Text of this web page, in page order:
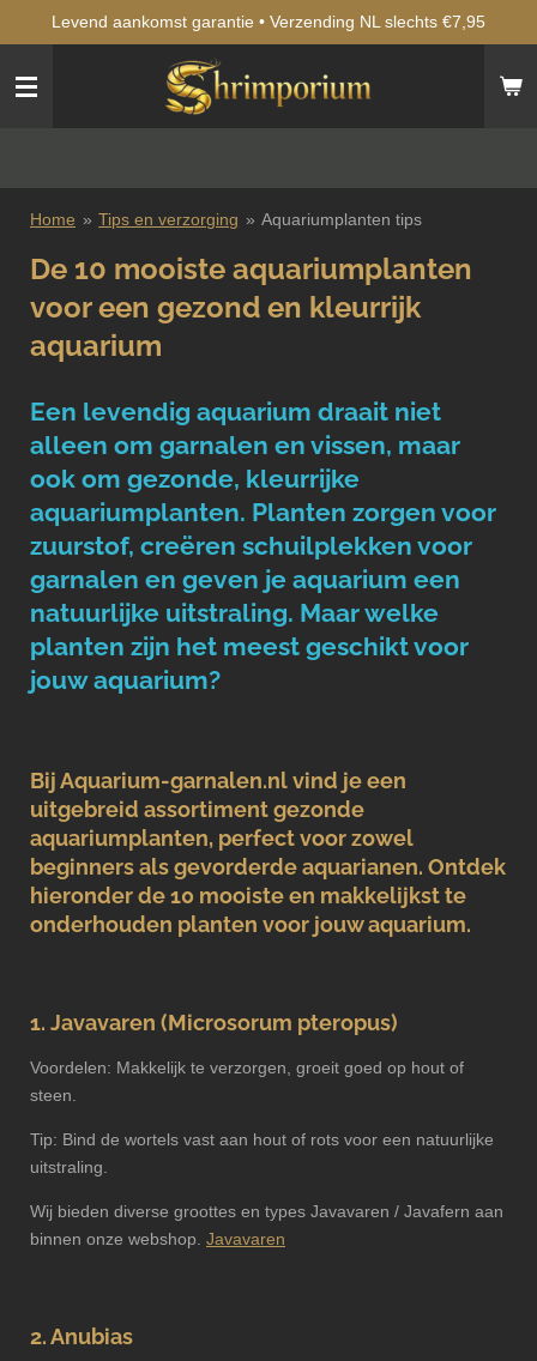
naar
hoofdinhoud
Levend aankomst garantie • Verzending NL slechts €7,95
Home » Tips en verzorging » Aquariumplanten tips
De 10 mooiste aquariumplanten
voor een gezond en kleurrijk
aquarium
Een levendig aquarium draait niet
alleen om garnalen en vissen, maar
ook om gezonde, kleurrijke
aquariumplanten. Planten zorgen voor
zuurstof, creëren schuilplekken voor
garnalen en geven je aquarium een
natuurlijke uitstraling. Maar welke
planten zijn het meest geschikt voor
jouw aquarium?
Bij Aquarium-garnalen.nl vind je een
uitgebreid assortiment gezonde
aquariumplanten, perfect voor zowel
beginners als gevorderde aquarianen. Ontdek
hieronder de 10 mooiste en makkelijkst te
onderhouden planten voor jouw aquarium.
1. Javavaren (Microsorum pteropus)
Voordelen: Makkelijk te verzorgen, groeit goed op hout of
steen.
Tip: Bind de wortels vast aan hout of rots voor een natuurlijke
uitstraling.
Wij bieden diverse groottes en types Javavaren / Javafern aan
binnen onze webshop. Javavaren
2. Anubias